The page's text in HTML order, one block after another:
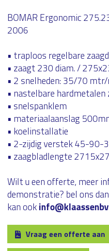
BOMAR Ergonomic
2006
• traploos regelbare
• zaagt 230 diam. /
• 2 snelheden: 35/70
• nastelbare hardmetalen
• snelspanklem
• materiaalaanslag
• koelinstallatie
• 2-zijdig verstek 45-90-
• zaagbladlengte
Wilt u een offerte, meer
demonstratie? bel ons dan
kan ook
Vraag een offerte aan